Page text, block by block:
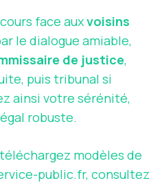
face auxvoisins
le dialogue amiable,
de justice,
puis tribunal si
ainsi votre sérénité,
robuste.
modèles de
public.fr, consultez